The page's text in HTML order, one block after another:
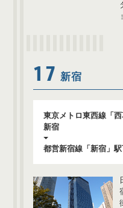
17 新宿
東京メトロ東西線「
新宿
都営新宿線「新宿」